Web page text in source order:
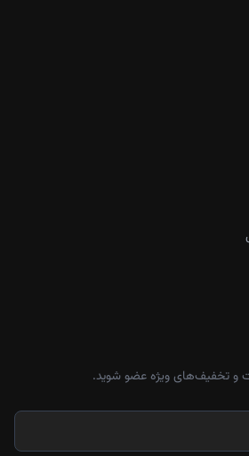
و تخفیف‌های ویژه عضو شوید.